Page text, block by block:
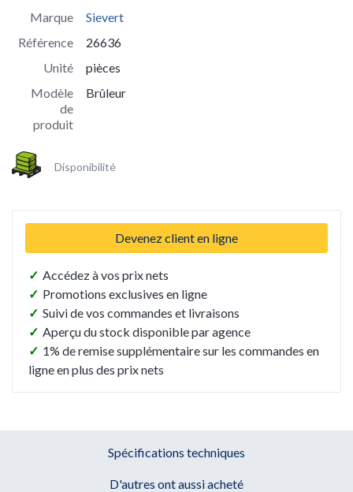
Marque
Sievert
Référence
26636
Unité
pièces
Modèle
de
produit
Brûleur
Disponibilité
Devenez client en ligne
✓ Accédez à vos prix nets
✓ Promotions exclusives en ligne
✓ Suivi de vos commandes et livraisons
✓ Aperçu du stock disponible par agence
✓ 1% de remise supplémentaire sur les commandes en
ligne en plus des prix nets
Spécifications techniques
D'autres ont aussi acheté